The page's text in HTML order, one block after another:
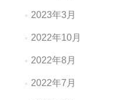
2023年3月
2022年10月
2022年8月
2022年7月